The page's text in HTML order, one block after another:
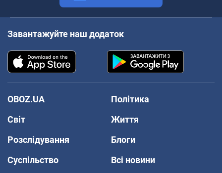
Завантажуйте наш додаток
OBOZ.UA
Політика
Світ
Життя
Розслідування
Блоги
Суспільство
Всі новини